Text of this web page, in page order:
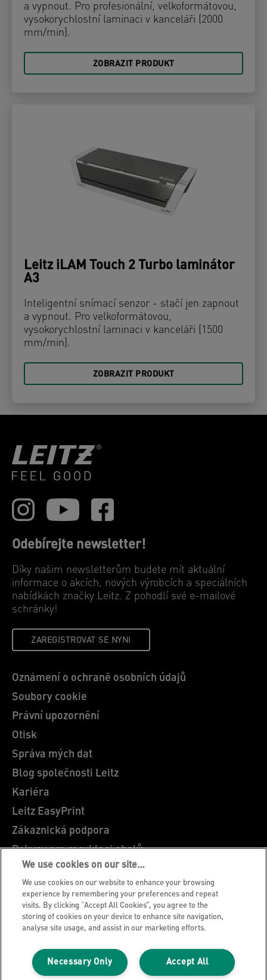
a vypnout. Pro profesionální, velkoformátovou,
vysokorychlostní laminaci v kanceláři (2000
mm/min).
ZOBRAZIT PRODUKT
Leitz iLAM Touch 2 Turbo laminátor
A3
Inteligentní snímací senzor - stačí jen zapnout
a vypnout. Pro velkoformátovou,
vysokorychlostní laminaci v kanceláři (1500
mm/min).
ZOBRAZIT PRODUKT
Odebírejte newsletter!
Díky našim newsletterům budete mít aktuální
informace o akcích, nových výrobcích a speciálních
nabídkách značky Leitz. Z pohodlí své e-mailové
schránky!
ZAREGISTROVAT SE NYNI
Oznámení o ochraně osobních údajů
Soubory cookie
Právní upozornění
Otisk
Správa mých dat
Blog společnosti Leitz
Kariéra
Leitz EasyPrint
Zákaznická podpora
Pokyny pro recyklaci obalů
Záruční podmínky
Prohlášení o shodě
Mapa stránek
©2026 ACCO Brands
We use cookies on our site…
We use cookies on our website to enhance your browsing
experience by remembering your preferences and repeat
visits. By clicking “Accept All Cookies”, you agree to the
storing of cookies on your device to enhance site navigation,
analyse site usage, and assist in our marketing efforts.
Accept All
Necessary Only